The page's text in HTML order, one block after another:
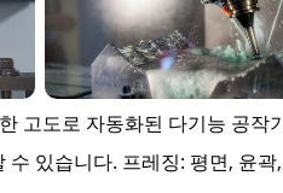
고도로 자동화된 다기능 공작
있습니다. 프레징: 평면, 윤곽